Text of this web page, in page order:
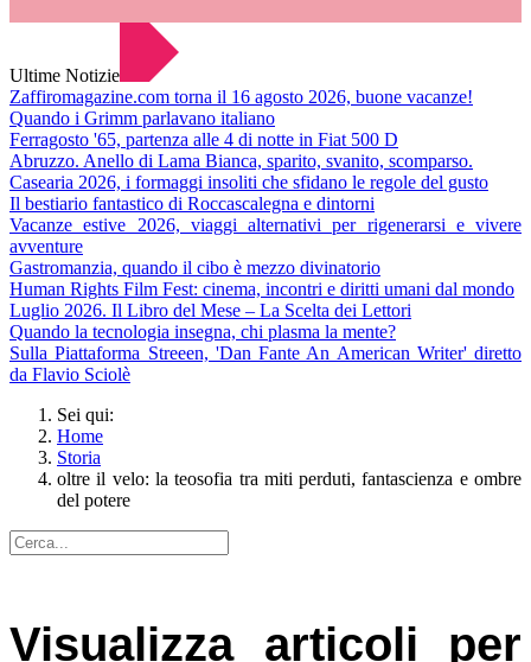
Ultime Notizie
Zaffiromagazine.com torna il 16 agosto 2026, buone vacanze!
Quando i Grimm parlavano italiano
Ferragosto '65, partenza alle 4 di notte in Fiat 500 D
Abruzzo. Anello di Lama Bianca, sparito, svanito, scomparso.
Casearia 2026, i formaggi insoliti che sfidano le regole del gusto
Il bestiario fantastico di Roccascalegna e dintorni
Vacanze estive 2026, viaggi alternativi per rigenerarsi e vivere
avventure
Gastromanzia, quando il cibo è mezzo divinatorio
Human Rights Film Fest: cinema, incontri e diritti umani dal mondo
Luglio 2026. Il Libro del Mese – La Scelta dei Lettori
Quando la tecnologia insegna, chi plasma la mente?
Sulla Piattaforma Streeen, 'Dan Fante An American Writer' diretto
da Flavio Sciolè
Sei qui:
Home
Storia
oltre il velo: la teosofia tra miti perduti, fantascienza e ombre
del potere
Visualizza articoli per